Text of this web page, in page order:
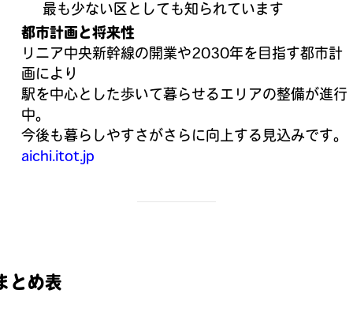
最も少ない区としても知られています
都市計画と将来性
リニア中央新幹線の開業や2030年を目指す都市計
画により
駅を中心とした歩いて暮らせるエリアの整備が進行
中。
今後も暮らしやすさがさらに向上する見込みです。
aichi.itot.jp
とめ表